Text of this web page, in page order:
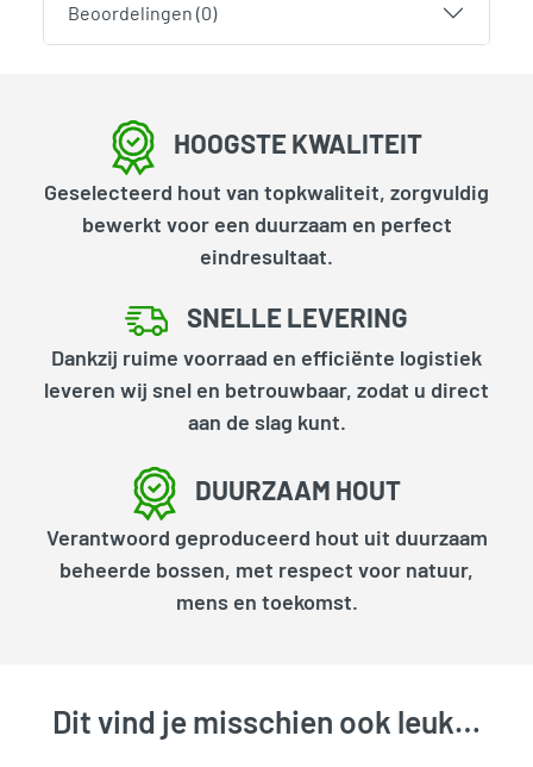
Beoordelingen (0)
HOOGSTE KWALITEIT
Geselecteerd hout van topkwaliteit, zorgvuldig
bewerkt voor een duurzaam en perfect
eindresultaat.
SNELLE LEVERING
Dankzij ruime voorraad en efficiënte logistiek
leveren wij snel en betrouwbaar, zodat u direct
aan de slag kunt.
DUURZAAM HOUT
Verantwoord geproduceerd hout uit duurzaam
beheerde bossen, met respect voor natuur,
mens en toekomst.
Dit vind je misschien ook leuk…